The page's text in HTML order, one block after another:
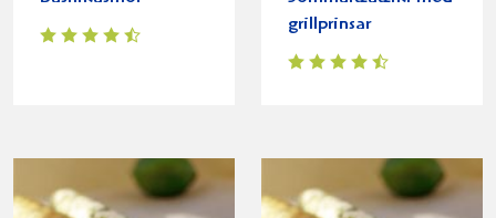
grillprinsar